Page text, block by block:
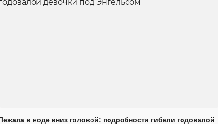
в воде вниз головой: подробности гибели годовалой